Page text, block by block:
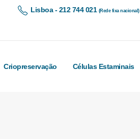
Lisboa - 212 744 021 (Rede fixa nacional)
Criopreservação Células Estaminais